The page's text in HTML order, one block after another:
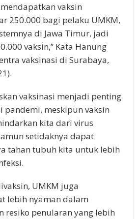
vaksin
250.000 bagi pelaku UMKM,
di Jawa Timur, jadi
vaksin,” Kata Hanung
vaksinasi di Surabaya,
vaksinasi menjadi penting
pandemi, meskipun vaksin
kita dari virus
setidaknya dapat
tahan tubuh kita untuk lebih
UMKM juga
lebih nyaman dalam
resiko penularan yang lebih